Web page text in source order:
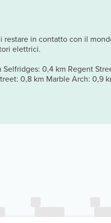
in contatto con il
elettrici.
0,4 km Regent
0,8 km Marble Arch: 0,9